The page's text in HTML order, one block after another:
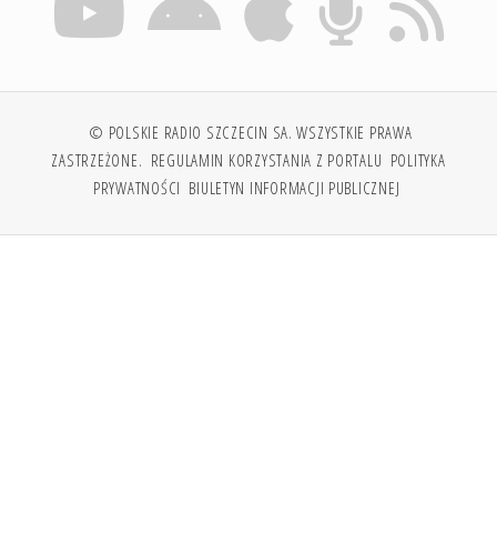
© POLSKIE RADIO SZCZECIN SA. WSZYSTKIE PRAWA
ZASTRZEŻONE. REGULAMIN KORZYSTANIA Z PORTALU POLITYKA
PRYWATNOŚCI BIULETYN INFORMACJI PUBLICZNEJ